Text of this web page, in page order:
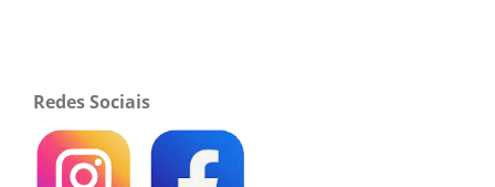
Redes Sociais